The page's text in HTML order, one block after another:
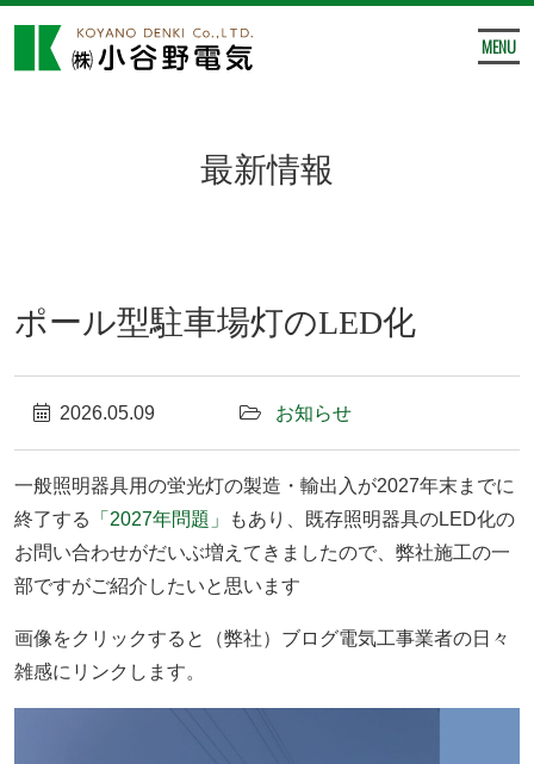
MENU
最新情報
ポール型駐車場灯のLED化
2026.05.09 お知らせ
一般照明器具用の蛍光灯の製造・輸出入が2027年末までに
終了する
「2027年問題」
もあり、既存照明器具のLED化の
お問い合わせがだいぶ増えてきましたので、弊社施工の一
部ですがご紹介したいと思います
画像をクリックすると（弊社）ブログ電気工事業者の日々
雑感にリンクします。